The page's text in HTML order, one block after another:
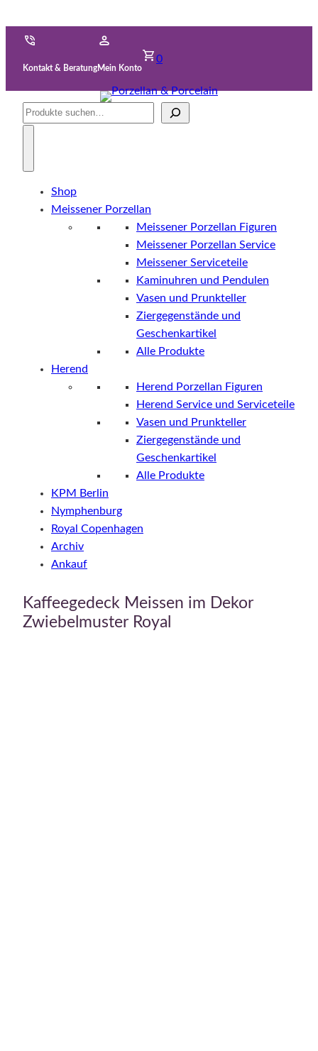
Kontakt & BeratungMein Konto
0
Suche
Shop
Meissener Porzellan
Meissener Porzellan Figuren
Meissener Porzellan Service
Meissener Serviceteile
Kaminuhren und Pendulen
Vasen und Prunkteller
Ziergegenstände und
Geschenkartikel
Alle Produkte
Herend
Herend Porzellan Figuren
Herend Service und Serviceteile
Vasen und Prunkteller
Ziergegenstände und
Geschenkartikel
Alle Produkte
KPM Berlin
Nymphenburg
Royal Copenhagen
Archiv
Ankauf
Kaffeegedeck Meissen im Dekor
Zwiebelmuster Royal